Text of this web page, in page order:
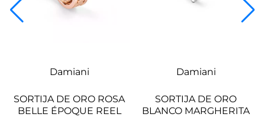
Damiani
SORTIJA DE ORO ROSA
BELLE ÉPOQUE REEL
Damiani
SORTIJA DE ORO
BLANCO MARGHERITA